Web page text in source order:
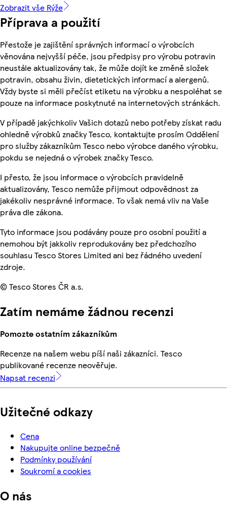
Zobrazit vše Rýže
Příprava a použití
Přestože je zajištění správných informací o výrobcích
věnována nejvyšší péče, jsou předpisy pro výrobu potravin
neustále aktualizovány tak, že může dojít ke změně složek
potravin, obsahu živin, dietetických informací a alergenů.
Vždy byste si měli přečíst etiketu na výrobku a nespoléhat se
pouze na informace poskytnuté na internetových stránkách.
V případě jakýchkoliv Vašich dotazů nebo potřeby získat radu
ohledně výrobků značky Tesco, kontaktujte prosím Oddělení
pro služby zákazníkům Tesco nebo výrobce daného výrobku,
pokdu se nejedná o výrobek značky Tesco.
I přesto, že jsou informace o výrobcích pravidelně
aktualizovány, Tesco nemůže přijmout odpovědnost za
jakékoliv nesprávné informace. To však nemá vliv na Vaše
práva dle zákona.
Tyto informace jsou podávány pouze pro osobní použití a
nemohou být jakkoliv reprodukovány bez předchozího
souhlasu Tesco Stores Limited ani bez řádného uvedení
zdroje.
© Tesco Stores ČR a.s.
Zatím nemáme žádnou recenzi
Pomozte ostatním zákazníkům
Recenze na našem webu píší naši zákazníci. Tesco
publikované recenze neověřuje.
Napsat recenzi
Užitečné odkazy
Cena
Nakupujte online bezpečně
Podmínky používání
Soukromí a cookies
O nás